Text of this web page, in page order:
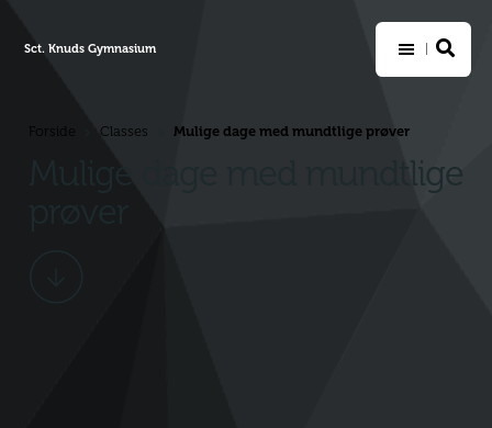
Sct. Knuds Gymnasium
Forside Classes Mulige dage med mundtlige prøver
Mulige dage med mundtlige